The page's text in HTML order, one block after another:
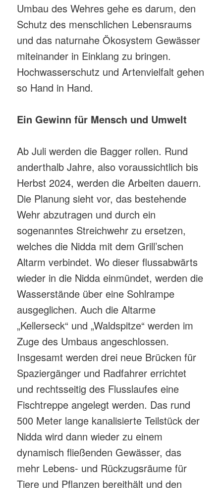
Umbau des Wehres gehe es darum, den
Schutz des menschlichen Lebensraums
und das naturnahe Ökosystem Gewässer
miteinander in Einklang zu bringen.
Hochwasserschutz und Artenvielfalt gehen
so Hand in Hand.
Ein Gewinn für Mensch und Umwelt
Ab Juli werden die Bagger rollen. Rund
anderthalb Jahre, also voraussichtlich bis
Herbst 2024, werden die Arbeiten dauern.
Die Planung sieht vor, das bestehende
Wehr abzutragen und durch ein
sogenanntes Streichwehr zu ersetzen,
welches die Nidda mit dem Grill’schen
Altarm verbindet. Wo dieser flussabwärts
wieder in die Nidda einmündet, werden die
Wasserstände über eine Sohlrampe
ausgeglichen. Auch die Altarme
„Kellerseck“ und „Waldspitze“ werden im
Zuge des Umbaus angeschlossen.
Insgesamt werden drei neue Brücken für
Spaziergänger und Radfahrer errichtet
und rechtsseitig des Flusslaufes eine
Fischtreppe angelegt werden. Das rund
500 Meter lange kanalisierte Teilstück der
Nidda wird dann wieder zu einem
dynamisch fließenden Gewässer, das
mehr Lebens- und Rückzugsräume für
Tiere und Pflanzen bereithält und den